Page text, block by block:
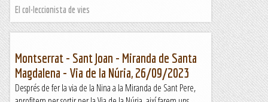
El col·leccionista de vies
Montserrat - Sant Joan - Miranda de Santa
Magdalena - Via de la Núria, 26/09/2023
Després de fer la via de la Nina a la Miranda de Sant Pere,